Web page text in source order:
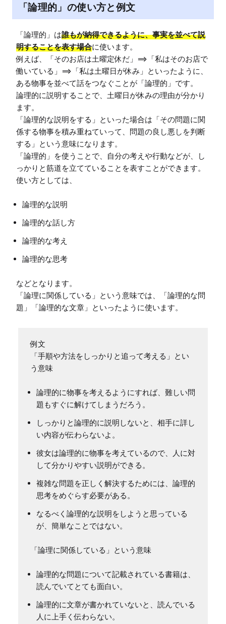
「論理的」の使い方と例文
「論理的」は誰もが納得できるように、事実を並べて説
明することを表す場合に使います。
例えば、「そのお店は土曜定休だ」==>「私はそのお店で
働いている」==>「私は土曜日が休み」といったように、
ある物事を並べて話をつなぐことが「論理的」です。
論理的に説明することで、土曜日が休みの理由が分かり
ます。
「論理的な説明をする」といった場合は「その問題に関
係する物事を積み重ねていって、問題の良し悪しを判断
する」という意味になります。
「論理的」を使うことで、自分の考えや行動などが、し
っかりと筋道を立てていることを表すことができます。
論理的な説明
論理的な話し方
論理的な考え
論理的な思考
などとなります。
「論理に関係している」という意味では、「論理的な問
例文
「手順や方法をしっかりと追って考える」とい
論理的に物事を考えるようにすれば、難しい問
題もすぐに解けてしまうだろう。
しっかりと論理的に説明しないと、相手に詳し
い内容が伝わらないよ。
彼女は論理的に物事を考えているので、人に対
して分かりやすい説明ができる。
複雑な問題を正しく解決するためには、論理的
思考をめぐらす必要がある。
なるべく論理的な説明をしようと思っている
が、簡単なことではない。
論理的な問題について記載されている書籍は、
読んでいてとても面白い。
論理的に文章が書かれていないと、読んでいる
人に上手く伝わらない。